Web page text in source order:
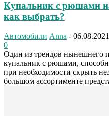
Купальник с рюшами
как выбрать?
Автомобили Anna - 06.08.2021
0
Один из трендов нынешнего
купальник с рюшами,
при необходимости скрыть
большом ассортименте